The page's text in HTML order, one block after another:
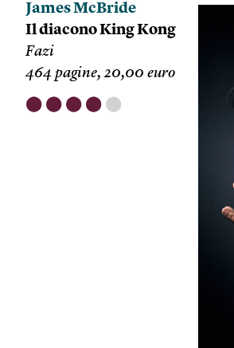
James McBride
Il diacono King Kong
Fazi
464 pagine, 20,00 euro
⬤ ⬤ ⬤ ⬤ ⬤